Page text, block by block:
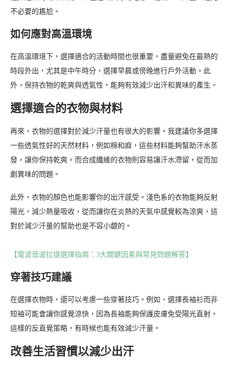
不必要的尷尬。
如何應對高溫環境
在高溫環境下，選擇適合的活動時間也很重要。盡量避免在最熱的
時段外出，尤其是中午時分，選擇早晨或傍晚進行戶外活動。此
外，保持衣物的乾爽與透氣性，能夠有效減少出汗和異味的產生。
選擇適合的衣物與材料
再來，衣物的選擇對於減少汗量也有很大的影響。我建議你多選擇
一些透氣性好的天然材料，例如棉和麻，這些材料能夠幫助汗水蒸
發，讓你保持乾爽。而合成纖維的衣物則容易讓汗水滯留，從而加
劇異味的問題。
此外，衣物的顏色也能影響你的出汗感受。淺色系的衣物能夠反射
陽光，減少熱量吸收，從而讓你在炎熱的天氣中感覺較為涼爽，這
對於減少汗量的幫助也是不容小覷的。
【電波音波拉提選擇指南：3大關鍵因素與常見問題解答】
穿著技巧建議
在選擇衣物時，還可以考慮一些穿著技巧。例如，選擇長袖衫而非
短袖可能會讓你感覺涼快，因為長袖能夠保護皮膚免受陽光直射。
這樣的反直覺策略，有時候也能有效減少汗量。
改善生活習慣以減少出汗